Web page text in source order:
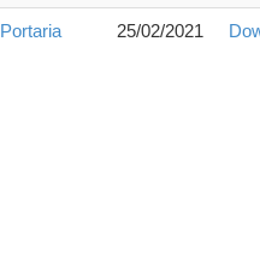
Portaria 25/02/2021